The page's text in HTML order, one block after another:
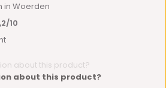
in Woerden
10
about this product?